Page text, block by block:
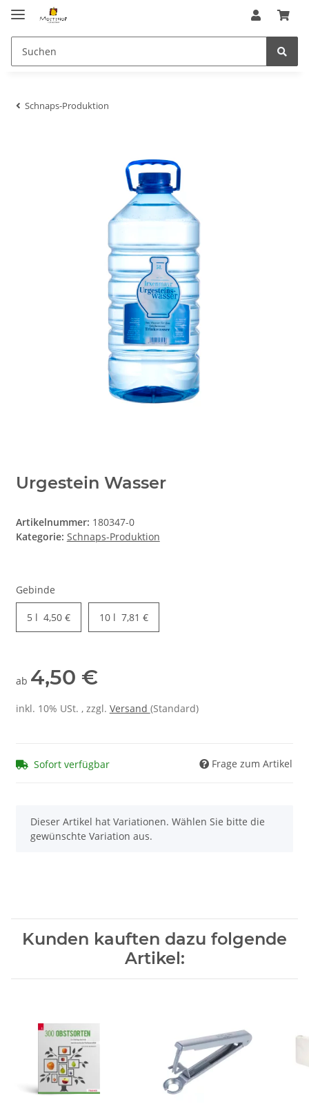
Schnaps-Produktion
Urgestein Wasser
Artikelnummer: 180347-0
Kategorie: Schnaps-Produktion
Gebinde
5 l 4,50 € 10 l 7,81 €
ab 4,50 €
inkl. 10% USt. , zzgl. Versand (Standard)
Sofort verfügbar Frage zum Artikel
x
Dieser Artikel hat Variationen. Wählen Sie bitte die
gewünschte Variation aus.
Kunden kauften dazu folgende
Artikel: